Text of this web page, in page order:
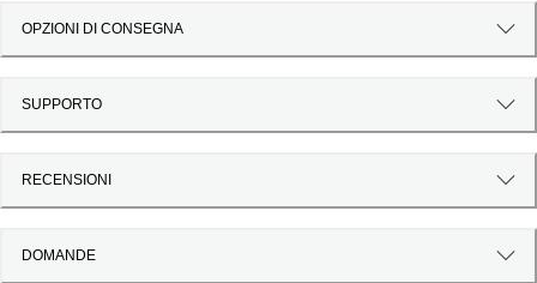
OPZIONI DI CONSEGNA
SUPPORTO
RECENSIONI
DOMANDE